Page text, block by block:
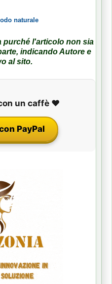
naturale
purché l'articolo non sia
indicando Autore e
al sito.
un caffè ❤️
PayPal